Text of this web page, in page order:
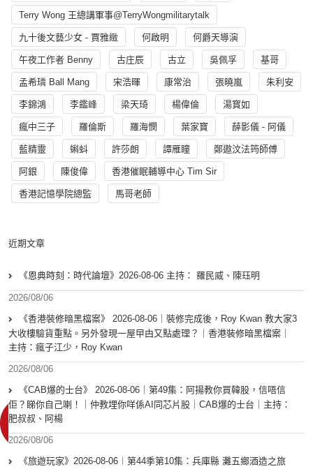
Terry Wong 王總講軍事@TerryWongmilitarytalk
九十後文藝少女 - 賈雅緻 何啟明 何爵天導演
午夜工作者 Benny 古庄辰 古立 吳佩孚 基哥
孟希璘 Ball Mang 宋浩暉 康常治 張曉嵐 朱利安
李錦鴻 李鑑峰 梁天琦 楊偉倫 湯寳如
瘋中三子 羅倫斯 羅海憫 葉家寶 薛影儀 - 阿儀
藍精靈 蝌蚪 許莎朗 譚雁瞳 鄭遨汶法筠師傅
阿銀 陳俊偉 香港催眠輔導中心 Tim Sir
香港記憶學院總監 馬哥老師
近期文章
《恩典時刻：時代論壇》2026-08-06 主持： 羅民威、陳珏明
2026/08/06
《香港裝修暗黑檔案》 2026-08-06｜裝修完成後，Roy Kwan 教大家3
大收樓驗貨重點。另外發現一屋曱甴又點處理？｜香港裝修暗黑檔案｜
主持：瘋子江少，Roy Kwan
2026/08/06
《CAB爆的士台》 2026-08-06｜第49集：阿揚教你買韓股，信唔信
佢？睇你自己喇！｜仲教埋你咩係AI同芯片股｜CAB爆的士台｜主持：
肥叔叔、阿楊
2026/08/06
《旅遊玩家》2026-08-06︱第44季第10集：兵庫縣 灘五鄉酒造之旅